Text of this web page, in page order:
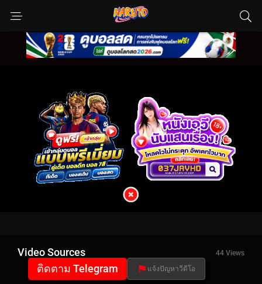
Video Sources 44 Views
ติดตาม Telegram แจ้งปัญหาวีดีโอ